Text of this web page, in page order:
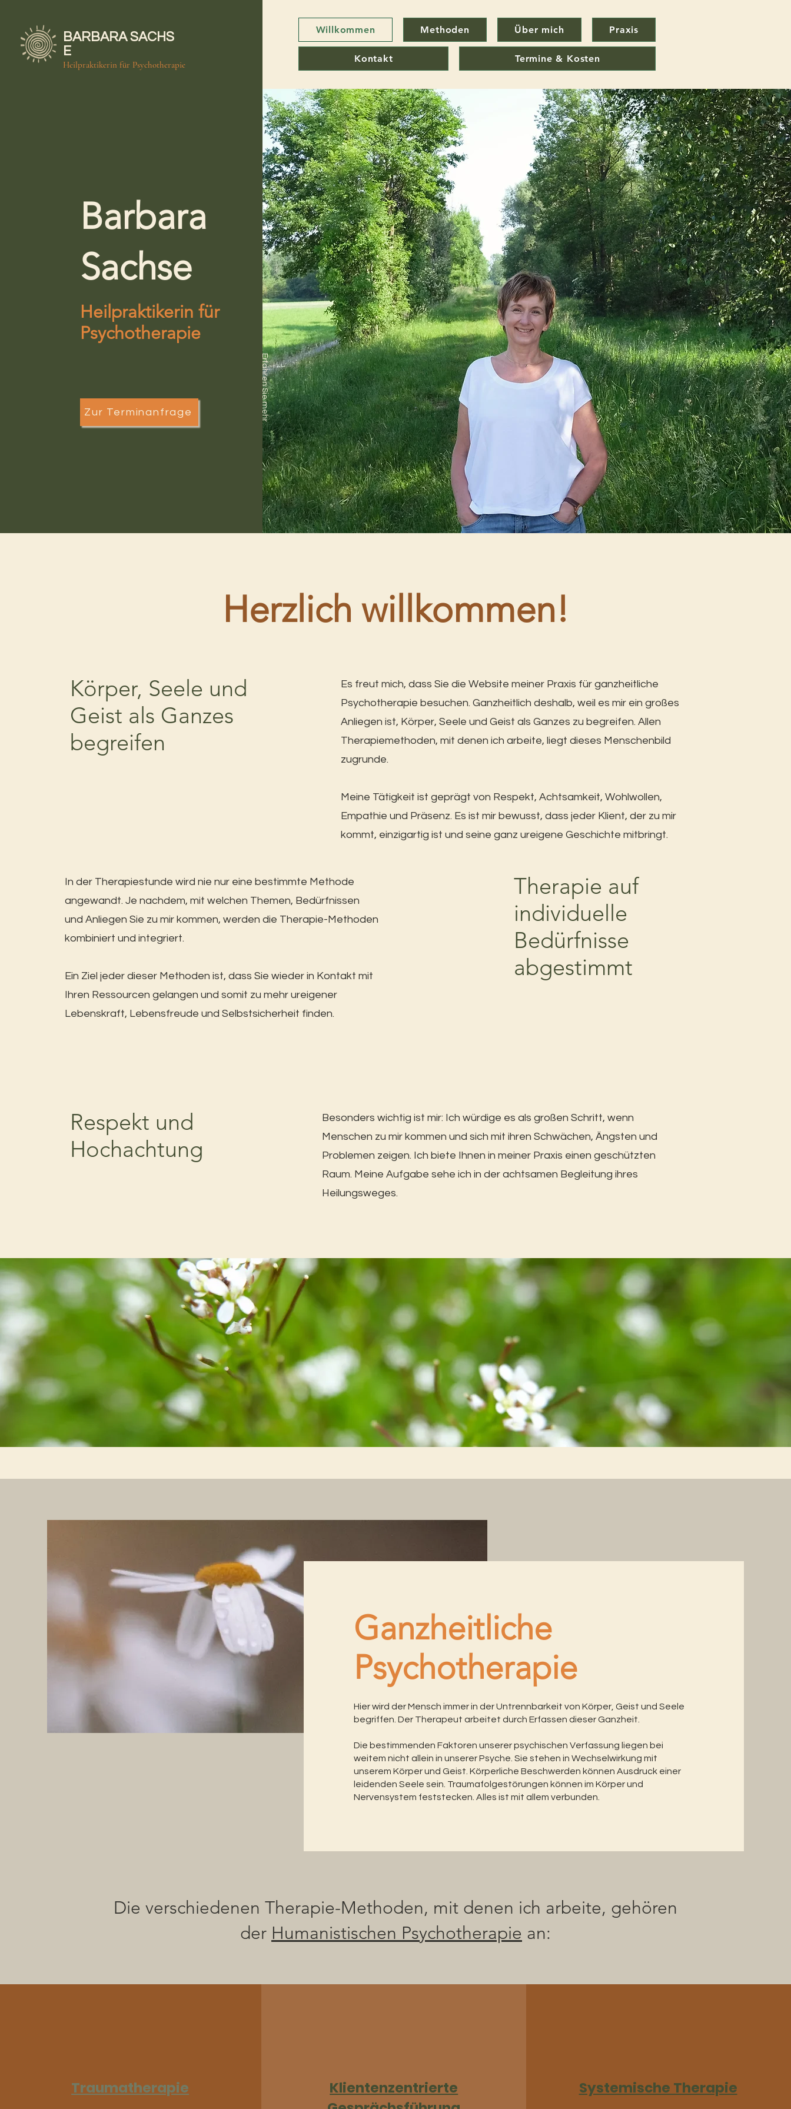
BARBARASACHS
E
Heilpraktikerin für Psychotherapie
Willkommen Methoden Über mich Praxis
Kontakt Termine & Kosten
Barbara
Sachse
Heilpraktikerin für
Psychotherapie
Erfahren Sie mehr
Zur Terminanfrage
Herzlich willkommen!
Körper, Seele und
Geist als Ganzes
begreifen
Es freut mich, dass Sie die Website meiner Praxis für ganzheitliche
Psychotherapie besuchen. Ganzheitlich deshalb, weil es mir ein großes
Anliegen ist, Körper, Seele und Geist als Ganzes zu begreifen.Allen
Therapiemethoden, mit denen ich arbeite, liegt dieses Menschenbild
zugrunde.
Meine Tätigkeit ist geprägt von Respekt, Achtsamkeit, Wohlwollen,
Empathie und Präsenz. Es ist mir bewusst, dass jeder Klient, der zu mir
kommt, einzigartig ist und seine ganz ureigene Geschichte mitbringt.
In der Therapiestunde wird nie nur eine bestimmte Methode
angewandt. Je nachdem, mit welchen Themen, Bedürfnissen
und Anliegen Sie zu mir kommen, werden die Therapie-Methoden
kombiniert und integriert.
Ein Ziel jeder dieser Methoden ist, dass Sie wieder in Kontakt mit
Ihren Ressourcen gelangen und somit zu mehr ureigener
Lebenskraft, Lebensfreude und Selbstsicherheit finden.
Therapie auf
individuelle
Bedürfnisse
abgestimmt
Respekt und
Hochachtung
Besonders wichtig ist mir: Ich würdige es als großen Schritt, wenn
Menschen zu mir kommen und sich mit ihren Schwächen, Ängsten und
Problemen zeigen. Ich biete Ihnen in meiner Praxis einen geschützten
Raum. Meine Aufgabe sehe ich in der achtsamen Begleitung ihres
Heilungsweges.
Ganzheitliche
Psychotherapie
Hier wird der Mensch immer in der Untrennbarkeit von Körper, Geist und Seele
begriffen. Der Therapeut arbeitet durch Erfassen dieser Ganzheit.
Die bestimmenden Faktoren unserer psychischen Verfassung liegen bei
weitem nicht allein in unserer Psyche. Sie stehen in Wechselwirkung mit
unserem Körper und Geist. Körperliche Beschwerden können Ausdruck einer
leidenden Seele sein. Traumafolgestörungen können im Körper und
Nervensystem feststecken. Alles ist mit allem verbunden.
Die verschiedenen Therapie-Methoden, mit denen ich arbeite, gehören
der Humanistischen Psychotherapie an:
Traumatherapie
Klientenzentrierte
Systemische Therapie